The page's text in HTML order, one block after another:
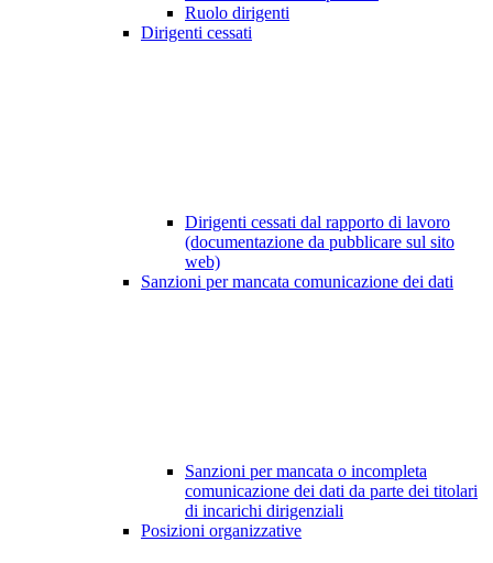
Ruolo dirigenti
Dirigenti cessati
Dirigenti cessati dal rapporto di lavoro
(documentazione da pubblicare sul sito
web)
Sanzioni per mancata comunicazione dei dati
Sanzioni per mancata o incompleta
comunicazione dei dati da parte dei titolari
di incarichi dirigenziali
Posizioni organizzative